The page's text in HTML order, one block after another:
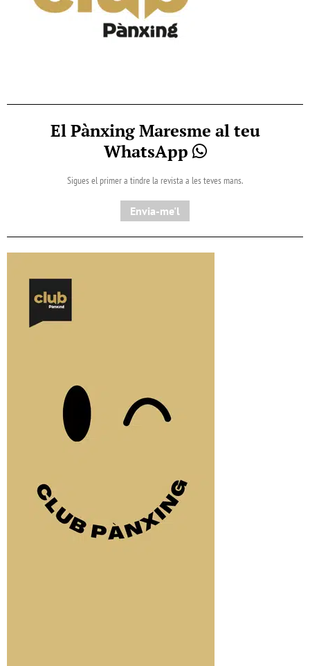
El Pànxing Maresme al teu
WhatsApp
Sigues el primer a tindre la revista a les teves mans.
Envia-me'l